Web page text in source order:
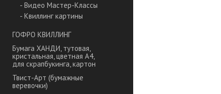
- Видео Мастер-Классы
- Квиллинг картины
ГОФРО КВИЛЛИНГ
Бумага ХАНДИ, тутовая,
кристальная, цветная А4,
для скрапбукинга, картон
Твист-Арт (бумажные
веревочки)